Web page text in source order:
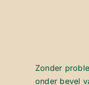
Zonder
onder bevel